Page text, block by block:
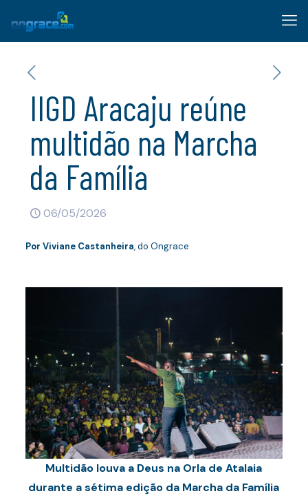
IIGD Aracaju reúne
multidão na Marcha
da Família
06/05/2026
Por Viviane Castanheira, do Ongrace
Multidão louva a Deus na Orla de Atalaia
durante a sétima edição da Marcha da Família